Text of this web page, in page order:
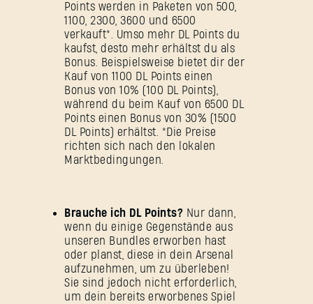
Points werden in Paketen von 500,
1100, 2300, 3600 und 6500
verkauft*. Umso mehr DL Points du
kaufst, desto mehr erhältst du als
Bonus. Beispielsweise bietet dir der
Kauf von 1100 DL Points einen
Bonus von 10% (100 DL Points),
während du beim Kauf von 6500 DL
Points einen Bonus von 30% (1500
DL Points) erhältst. *Die Preise
richten sich nach den lokalen
Marktbedingungen.
Brauche ich DL Points? Nur dann,
wenn du einige Gegenstände aus
unseren Bundles erworben hast
oder planst, diese in dein Arsenal
aufzunehmen, um zu überleben!
Sie sind jedoch nicht erforderlich,
um dein bereits erworbenes Spiel